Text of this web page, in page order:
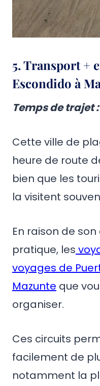
5.Transport +
Escondido à
Temps de trajet
Cette ville de
heure de route
bien que les
la visitent
En raison de
pratique, les
voyages de
Mazunte que
organiser.
Ces circuits
facilement de
notamment la